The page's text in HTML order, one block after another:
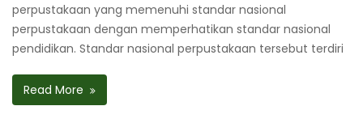
perpustakaan yang memenuhi standar nasional
perpustakaan dengan memperhatikan standar nasional
pendidikan. Standar nasional perpustakaan tersebut terdiri
Read More